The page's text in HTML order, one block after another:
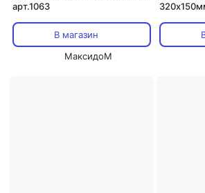
арт.1063
В магазин
МаксидоМ